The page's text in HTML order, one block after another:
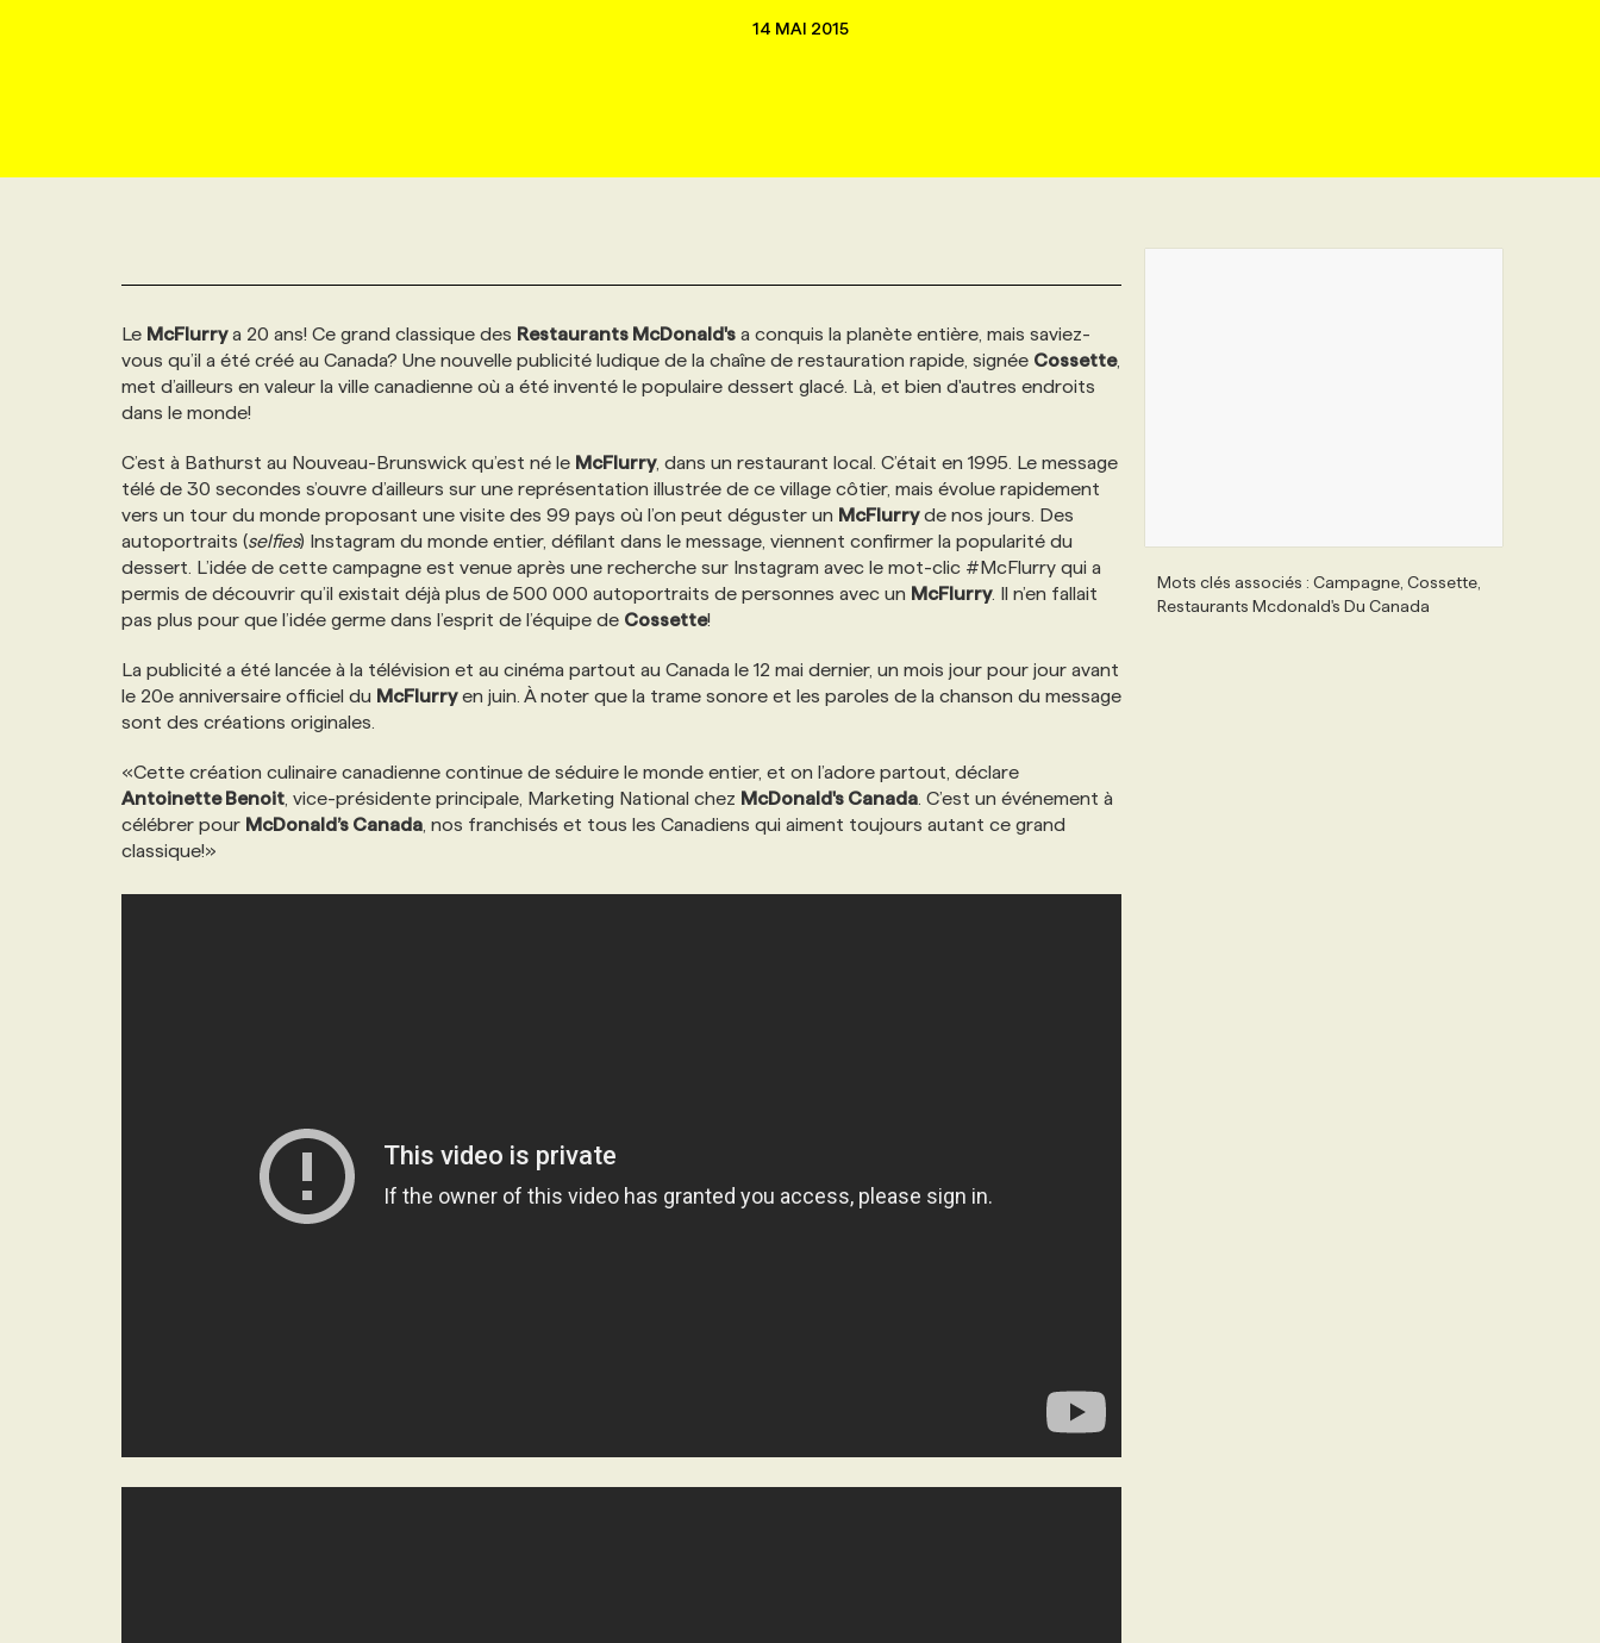
PRIX ET DISTINCTIONS
TENDANCES
GEO/SEO
ÉVÉNEMENTIEL
NOS AUTEUR‧RICES
FAQ
ANNONCEZ AVEC NOUS
FORMATIONS PERSONNALISÉES
NOS FORMATEUR‧RICES
POURQUOI CHOISIR NOS FORMATIONS
NOS TARIFS
ANNONCEZ AVEC NOUS
NOS TARIFS
NOS EXPERTISES
ANNONCEZ AVEC NOUS
14 MAI 2015
Le McFlurrya 20 ans! Ce grand classique des Restaurants McDonald's a conquis la planète entière, mais saviez-
vous qu’il a été créé au Canada? Une nouvelle publicité ludique de la chaîne de restauration rapide, signée Cossette,
met d’ailleurs en valeur la ville canadienne où a été inventé le populaire dessert glacé. Là, et bien d'autres endroits
dans le monde!
C’est à Bathurst au Nouveau-Brunswick qu’est né le McFlurry, dans un restaurant local. C’était en 1995. Le message
télé de 30 secondes s’ouvre d’ailleurs sur une représentation illustrée de ce village côtier, mais évolue rapidement
vers un tour du monde proposant une visite des 99 pays où l’on peut déguster un McFlurryde nos jours. Des
autoportraits (selfies) Instagram du monde entier, défilant dans le message, viennent confirmer la popularité du
dessert. L’idée de cette campagne est venue après une recherche sur Instagram avec le mot-clic #McFlurry qui a
permis de découvrir qu’il existait déjà plus de 500 000 autoportraits de personnes avec un McFlurry. Il n’en fallait
pas plus pour que l’idée germe dans l’esprit de l’équipe de Cossette!
La publicité a été lancée à la télévision et au cinéma partout au Canada le 12 mai dernier, un mois jour pour jour avant
le 20e anniversaire officiel du McFlurryen juin. À noter que la trame sonore et les paroles de la chanson du message
sont des créations originales.
«Cette création culinaire canadienne continue de séduire le monde entier, et on l’adore partout, déclare
Antoinette Benoit , vice-présidente principale, Marketing National chez McDonald's Canada . C’est un événement à
célébrer pour McDonald’s Canada , nos franchisés et tous les Canadiens qui aiment toujours autant ce grand
classique!»
Mots clés associés : Campagne, Cossette,
Restaurants Mcdonald's Du Canada